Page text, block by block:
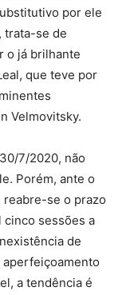
por ele
trata-se de
o já brilhante
que teve por
Velmovitsky.
7/2020, não
Porém, ante o
se o prazo
cinco sessões a
de
a tendência é